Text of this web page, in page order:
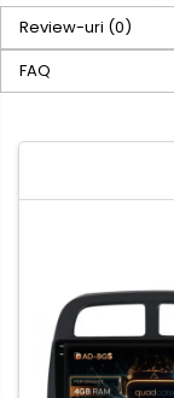
Review-uri (0)
FAQ